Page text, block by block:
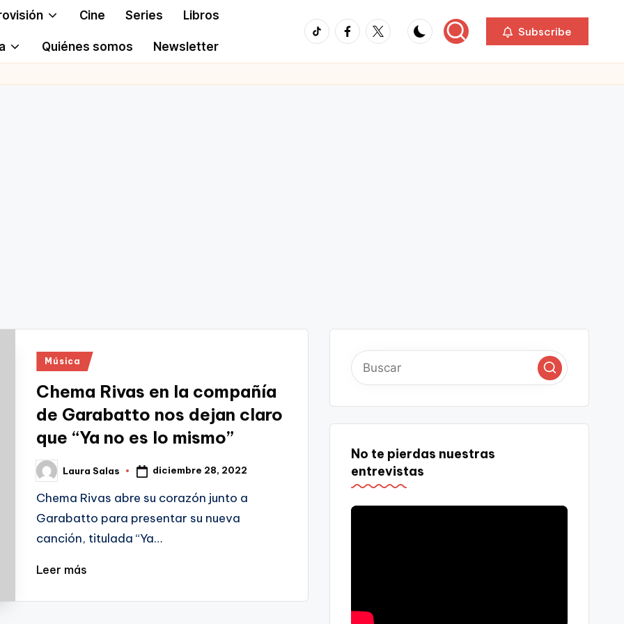
Cine Series Libros
Quiénes somos Newsletter
TikTokFacebook
Twitter Subscribe
Publicado
Música
Chema Rivas en la compañía
de Garabatto nos dejan claro
que “Ya no es lo mismo”
Publicado
por
Laura Salas diciembre 28, 2022
Chema Rivas abre su corazón junto a
Garabatto para presentar su nueva
canción, titulada “Ya…
Leer más
No te pierdas nuestras
entrevistas